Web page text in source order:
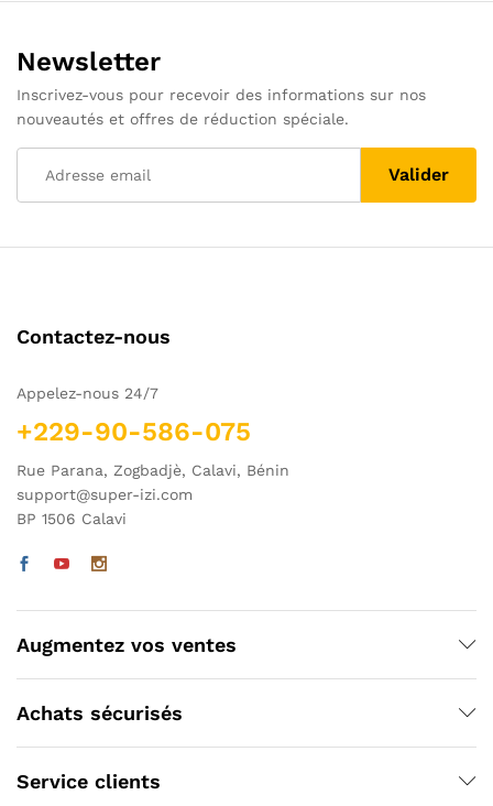
Newsletter
Inscrivez-vous pour recevoir des informations sur nos
nouveautés et offres de réduction spéciale.
Contactez-nous
Appelez-nous 24/7
+229-90-586-075
Rue Parana, Zogbadjè, Calavi, Bénin
support@super-izi.com
BP 1506 Calavi
Augmentez vos ventes
Achats sécurisés
Service clients